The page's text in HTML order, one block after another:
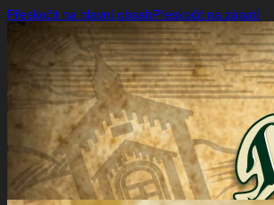
Přeskočit na hlavní obsahPřeskočit na zápatí